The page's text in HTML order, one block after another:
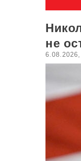
не